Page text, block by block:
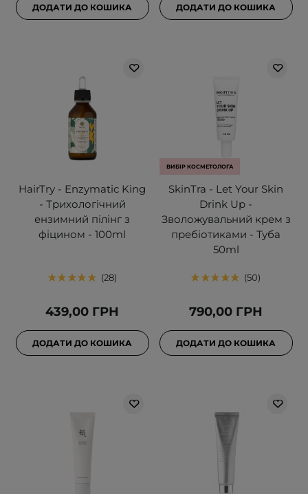
ДОДАТИ ДО КОШИКА ДОДАТИ ДО КОШИКА
HairTry - Enzymatic King
- Трихологічний
ензимний пілінг з
фіцином - 100ml
28
439,00 ГРН
ДОДАТИ ДО КОШИКА
ВИБІР КОСМЕТОЛОГА
SkinTra - Let Your Skin
Drink Up -
Зволожувальний крем з
пребіотиками - Туба
50ml
50
790,00 ГРН
ДОДАТИ ДО КОШИКА